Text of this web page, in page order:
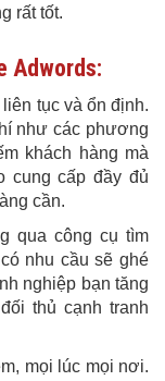
rất tốt.
Adwords:
tục và ổn định.
như các phương
khách hàng mà
cung cấp đầy đủ
cần.
qua công cụ tìm
nhu cầu sẽ ghé
nghiệp bạn tăng
thủ cạnh tranh
mọi lúc mọi nơi.